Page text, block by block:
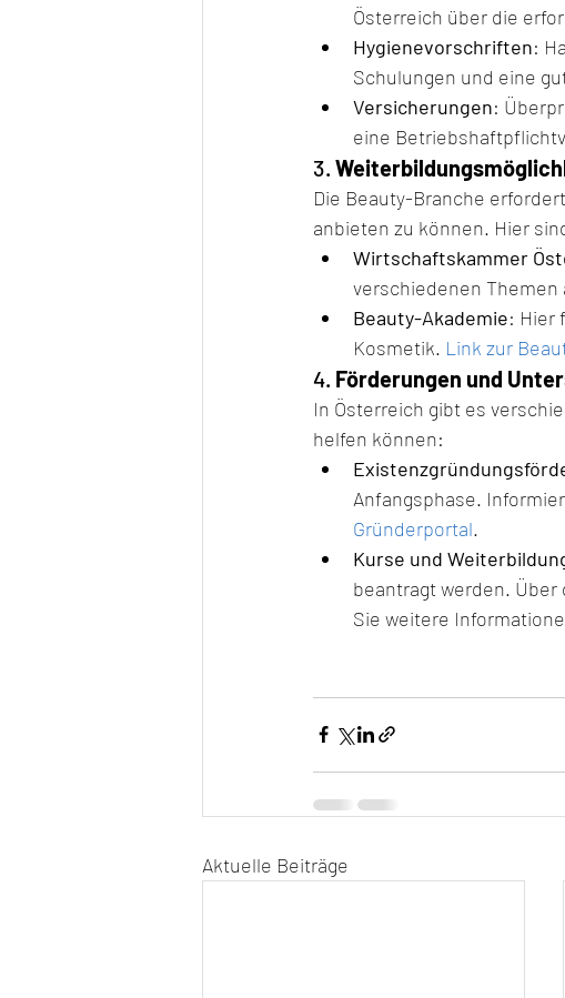
Österreich über die
Hygienevorschriften:
Schulungen und eine
Versicherungen:
eine
3.
Die Beauty-Branche
anbieten zu können. Hier
Wirtschaftskammer
verschiedenen Themen
Beauty-Akademie: Hier
Kosmetik. Link zur
4. Förderungen und
In Österreich gibt es
helfen können:
Anfangsphase.
Gründerportal.
Kurse und
beantragt werden. Über
Sie weitere
Aktuelle Beiträge